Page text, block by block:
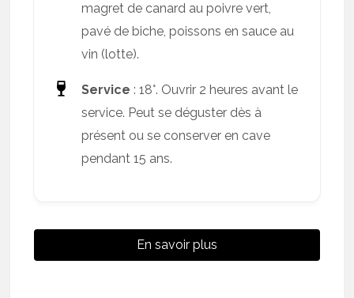
magret de canard au poivre vert,
pavé de biche, poissons en sauce au
vin (lotte).
Service : 18°. Ouvrir 2 heures avant le
service. Peut se déguster dès à
présent ou se conserver en cave
pendant 15 ans.
En savoir plus